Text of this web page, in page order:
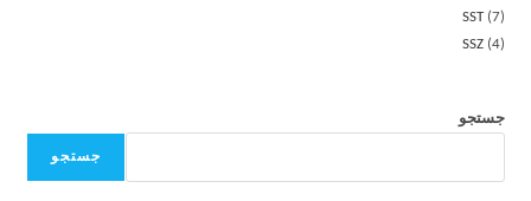
SST 7
SSZ 4
جستجو
جستجو